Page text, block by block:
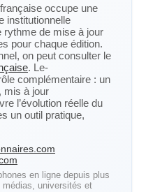
occupe une
institutionnelle
rythme de mise à jour
pour chaque édition.
on peut consulter le
. Le-
complémentaire : un
mis à jour
l’évolution réelle du
un outil pratique,
en ligne depuis plus
universités et